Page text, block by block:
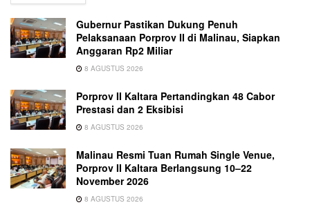
Gubernur Pastikan Dukung Penuh
Pelaksanaan Porprov II di Malinau, Siapkan
Anggaran Rp2 Miliar
8 AGUSTUS 2026
Porprov II Kaltara Pertandingkan 48 Cabor
Prestasi dan 2 Eksibisi
8 AGUSTUS 2026
Malinau Resmi Tuan Rumah Single Venue,
Porprov II Kaltara Berlangsung 10–22
November 2026
8 AGUSTUS 2026